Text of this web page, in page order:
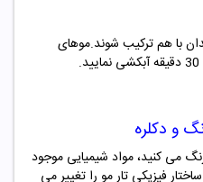
و اکسیدان با هم ترکیب شوند.موهای
و دکلره
می کنید، مواد شیمیایی موجود
فیزیکی تار مو را تغییر می